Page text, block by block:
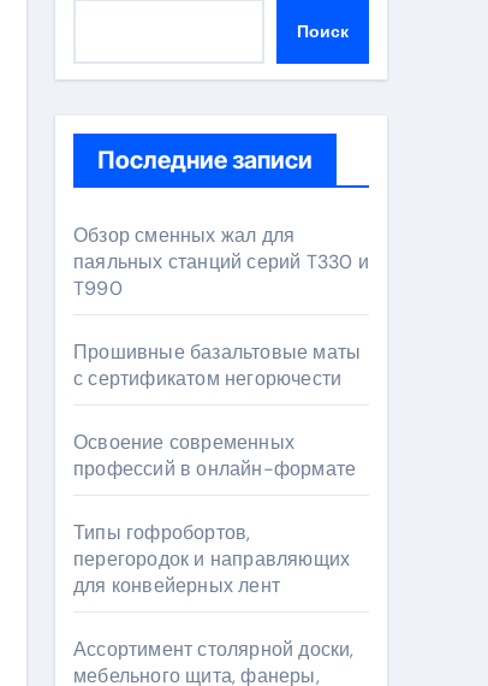
Поиск
Последние записи
Обзор сменных жал для
паяльных станций серий T330 и
T990
Прошивные базальтовые маты
с сертификатом негорючести
Освоение современных
профессий в онлайн-формате
Типы гофробортов,
перегородок и направляющих
для конвейерных лент
Ассортимент столярной доски,
мебельного щита, фанеры,